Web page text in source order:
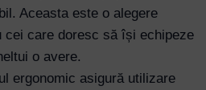
Aceasta este o alegere
cei care doresc să își echipeze
o avere.
ergonomic asigură utilizare